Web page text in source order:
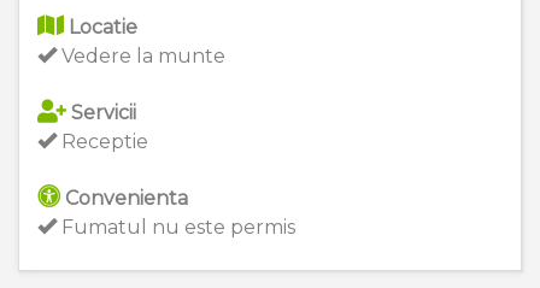
Locatie
Vedere la munte
Servicii
Receptie
Convenienta
Fumatul nu este permis